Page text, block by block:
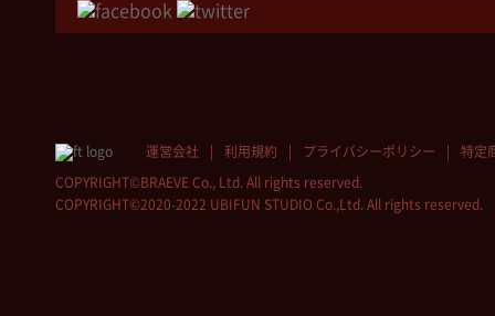
運営会社 利用規約 プライバシーポリシー 特定
COPYRIGHT©BRAEVE Co., Ltd. All rights reserved.
COPYRIGHT©2020-2022 UBIFUN STUDIO Co.,Ltd. All rights reserved.